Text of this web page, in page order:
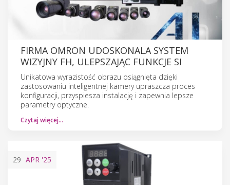
FIRMA OMRON UDOSKONALA SYSTEM
WIZYJNY FH, ULEPSZAJĄC FUNKCJE SI
Unikatowa wyrazistość obrazu osiągnięta dzięki
zastosowaniu inteligentnej kamery upraszcza proces
konfiguracji, przyspiesza instalację i zapewnia lepsze
parametry optyczne.
Czytaj więcej…
29 APR '25